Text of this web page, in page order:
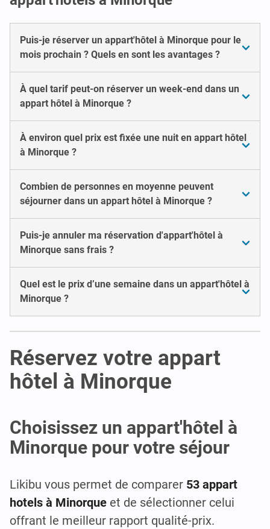
Puis-je réserver un appart'hôtel à Minorque pour le
mois prochain ? Quels en sont les avantages ?
À quel tarif peut-on réserver un week-end dans un
appart hôtel à Minorque ?
À environ quel prix est fixée une nuit en appart hôtel
à Minorque ?
Combien de personnes en moyenne peuvent
séjourner dans un appart hôtel à Minorque ?
Puis-je annuler ma réservation d'appart'hôtel à
Minorque sans frais ?
Quel est le prix d’une semaine dans un appart'hôtel à
Minorque ?
Réservez votre appart
hôtel à Minorque
Choisissez un appart'hôtel à
Minorque pour votre séjour
Likibu vous permet de comparer 53 appart
hotels à Minorque et de sélectionner celui
offrant le meilleur rapport qualité-prix.